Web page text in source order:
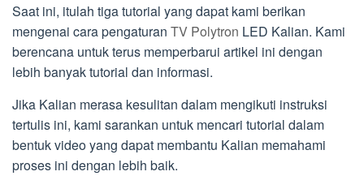
Saat ini, itulah tiga tutorial yang dapat kami berikan
mengenai cara pengaturan TV Polytron LED Kalian. Kami
berencana untuk terus memperbarui artikel ini dengan
lebih banyak tutorial dan informasi.
Jika Kalian merasa kesulitan dalam mengikuti instruksi
tertulis ini, kami sarankan untuk mencari tutorial dalam
bentuk video yang dapat membantu Kalian memahami
proses ini dengan lebih baik.